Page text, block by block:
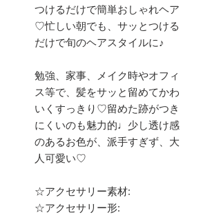
つけるだけで簡単おしゃれヘア
♡忙しい朝でも、サッとつける
だけで旬のヘアスタイルに♪
勉強、家事、メイク時やオフィ
ス等で、髪をサッと留めてかわ
いくすっきり♡留めた跡がつき
にくいのも魅力的♩少し透け感
のあるお色が、派手すぎず、大
人可愛い♡
☆アクセサリー素材:
☆アクセサリー形: